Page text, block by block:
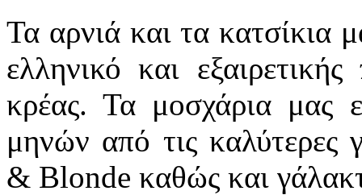
Τα αρνιά και τα κατσίκια
ελληνικό και
κρέας. Τα μοσχάρια μας
μηνών από τις καλύτερες
& Blonde καθώς και